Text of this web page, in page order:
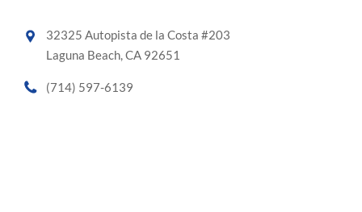
32325 Autopista de la Costa #203
Laguna Beach, CA 92651
(714) 597-6139